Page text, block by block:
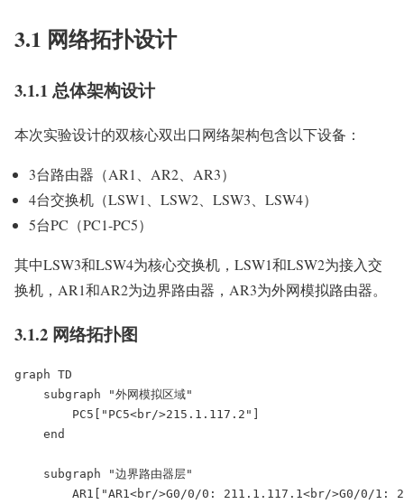
3.1 网络拓扑设计
3.1.1 总体架构设计
本次实验设计的双核心双出口网络架构包含以下设备：
3台路由器（AR1、AR2、AR3）
4台交换机（LSW1、LSW2、LSW3、LSW4）
5台PC（PC1-PC5）
其中LSW3和LSW4为核心交换机，LSW1和LSW2为接入交
换机，AR1和AR2为边界路由器，AR3为外网模拟路由器。
3.1.2 网络拓扑图
graph TD
    subgraph "外网模拟区域"
        PC5["PC5<br/>215.1.117.2"]
    end
    subgraph "边界路由器层"
AR1["AR1<br/>G0/0/0: 211.1.117.1<br/>G0/0/1: